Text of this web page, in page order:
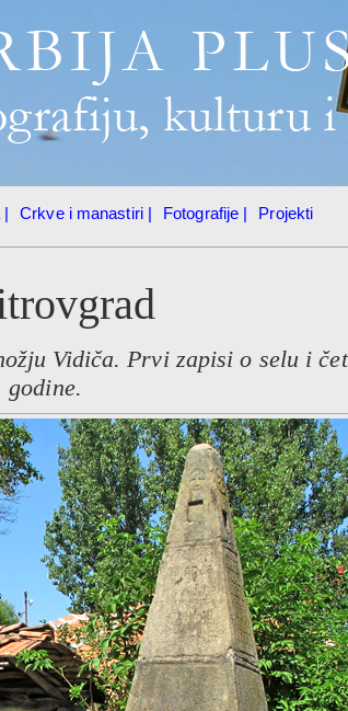
| Crkve i manastiri | Fotografije | Projekti
Vidiča. Prvi zapisi o selu i
godine.